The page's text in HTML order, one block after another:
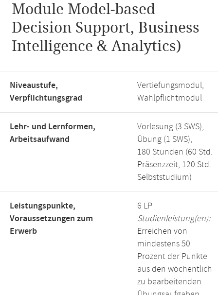
Module Model-based
Decision Support, Business
Intelligence & Analytics)
Niveaustufe,
Verpflichtungsgrad
Vertiefungsmodul,
Wahlpflichtmodul
Lehr- und Lernformen,
Arbeitsaufwand
Vorlesung (3 SWS),
Übung (1 SWS),
180 Stunden (60 Std.
Präsenzzeit, 120 Std.
Selbststudium)
Leistungspunkte,
Voraussetzungen zum
Erwerb
6 LP
Studienleistung(en):
Erreichen von
mindestens 50
Prozent der Punkte
aus den wöchentlich
zu bearbeitenden